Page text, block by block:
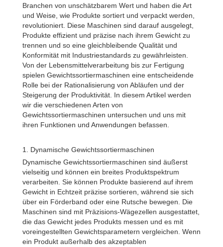
Branchen von unschätzbarem Wert und haben die Art
und Weise, wie Produkte sortiert und verpackt werden,
revolutioniert. Diese Maschinen sind darauf ausgelegt,
Produkte effizient und präzise nach ihrem Gewicht zu
trennen und so eine gleichbleibende Qualität und
Konformität mit Industriestandards zu gewährleisten.
Von der Lebensmittelverarbeitung bis zur Fertigung
spielen Gewichtssortiermaschinen eine entscheidende
Rolle bei der Rationalisierung von Abläufen und der
Steigerung der Produktivität. In diesem Artikel werden
wir die verschiedenen Arten von
Gewichtssortiermaschinen untersuchen und uns mit
ihren Funktionen und Anwendungen befassen.
1. Dynamische Gewichtssortiermaschinen
Dynamische Gewichtssortiermaschinen sind äußerst
vielseitig und können ein breites Produktspektrum
verarbeiten. Sie können Produkte basierend auf ihrem
Gewicht in Echtzeit präzise sortieren, während sie sich
über ein Förderband oder eine Rutsche bewegen. Die
Maschinen sind mit Präzisions-Wägezellen ausgestattet,
die das Gewicht jedes Produkts messen und es mit
voreingestellten Gewichtsparametern vergleichen. Wenn
ein Produkt außerhalb des akzeptablen